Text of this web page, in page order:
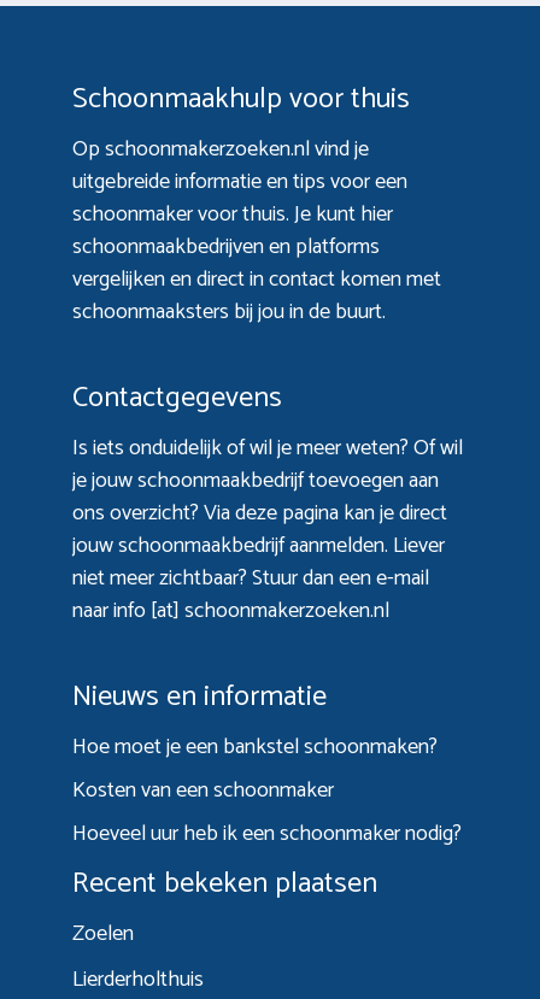
Schoonmaakhulp voor thuis
Op schoonmakerzoeken.nl vind je
uitgebreide informatie en tips voor een
schoonmaker voor thuis. Je kunt hier
schoonmaakbedrijven en platforms
vergelijken en direct in contact komen met
schoonmaaksters bij jou in de buurt.
Contactgegevens
Is iets onduidelijk of wil je meer weten? Of wil
je jouw schoonmaakbedrijf toevoegen aan
ons overzicht? Viadeze paginakan je direct
jouw schoonmaakbedrijf aanmelden. Liever
niet meer zichtbaar? Stuur dan een e-mail
naar info [at] schoonmakerzoeken.nl
Nieuws en informatie
Hoe moet je een bankstel schoonmaken?
Kosten van een schoonmaker
Hoeveel uur heb ik een schoonmaker nodig?
Recent bekeken plaatsen
Zoelen
Lierderholthuis